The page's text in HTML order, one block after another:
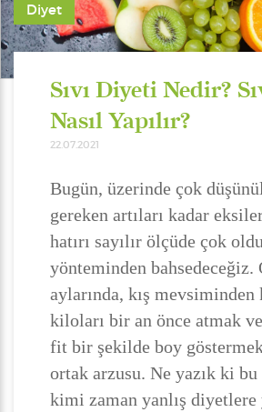
Diyet
Sıvı Diyeti Nedir?
Nasıl Yapılır?
22.07.2021
Bugün, üzerinde çok
gereken artıları kadar
hatırı sayılır ölçüde çok
yönteminden
aylarında, kış mevsiminden
kiloları bir an önce atmak
fit bir şekilde boy
ortak arzusu. Ne yazık ki bu
kimi zaman yanlış